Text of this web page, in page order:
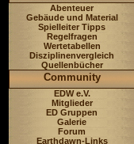
Abenteuer
Gebäude und Material
Spielleiter Tipps
Regelfragen
Wertetabellen
Disziplinenvergleich
Quellenbücher
Community
EDW e.V.
Mitglieder
ED Gruppen
Galerie
Forum
Earthdawn-Links